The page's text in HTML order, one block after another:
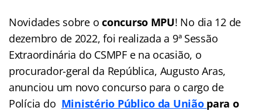
Novidades sobre oconcurso MPU! No dia 12 de
dezembro de 2022, foi realizada a 9ª Sessão
Extraordinária do CSMPF e na ocasião, o
procurador-geral da República, Augusto Aras,
anunciou um novo concurso para o cargo de
Polícia do Ministério Público da União para o